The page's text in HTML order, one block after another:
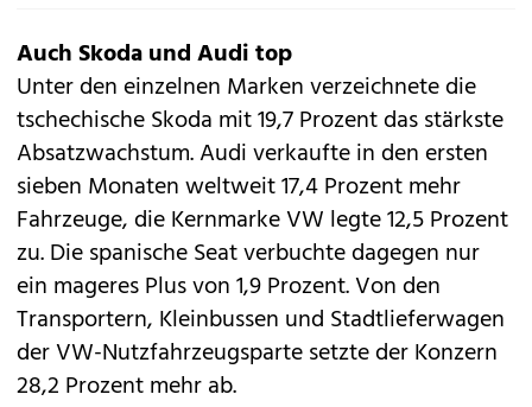
Auch Skoda und Audi top
Unter den einzelnen Marken verzeichnete die
tschechischeSkoda mit 19,7 Prozent das stärkste
Absatzwachstum.Audiverkaufte in den ersten
sieben Monaten weltweit 17,4 Prozent mehr
Fahrzeuge, die Kernmarke VW legte 12,5 Prozent
zu. Die spanischeSeatverbuchte dagegen nur
ein mageres Plus von 1,9 Prozent. Von den
Transportern, Kleinbussen und Stadtlieferwagen
der VW-Nutzfahrzeugsparte setzte der Konzern
28,2 Prozent mehr ab.